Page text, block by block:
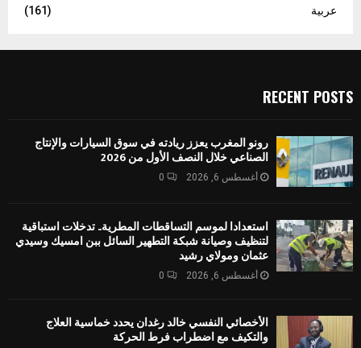
عربية
(161)
RECENT POSTS
رونو المغرب يعزز ريادته في سوق السيارات والإنتاج
الصناعي خلال النصف الأول من 2026
أغسطس 6, 2026 0
استعدادا لموسم التساقطات المطرية.. تدخلات استباقية
لتنظيف وصيانة شبكة التطهير السائل ببن امسيك وسيدي
عثمان ومولاي رشيد
أغسطس 6, 2026 0
الأخصائي النفسي خالد رغدان يحدد خماسية العلاج
والتكيف مع اضطراب فرط الحركة